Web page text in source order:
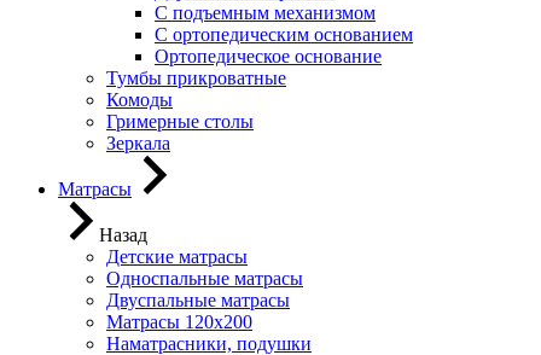
С подъемным механизмом
С ортопедическим основанием
Ортопедическое основание
Тумбы прикроватные
Комоды
Гримерные столы
Зеркала
Матрасы
Назад
Детские матрасы
Односпальные матрасы
Двуспальные матрасы
Матрасы 120х200
Наматрасники, подушки